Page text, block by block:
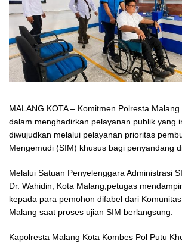
MALANG KOTA – Komitmen Polresta
dalam menghadirkan pelayanan publik yang
diwujudkan melalui pelayanan prioritas
Mengemudi (SIM) khusus bagi penyandang
Melalui Satuan Penyelenggara Administrasi
Dr. Wahidin, Kota Malang,petugas
kepada para pemohon difabel dari
Malang saat proses ujian SIM berlangsung.
Kapolresta Malang Kota Kombes Pol Putu